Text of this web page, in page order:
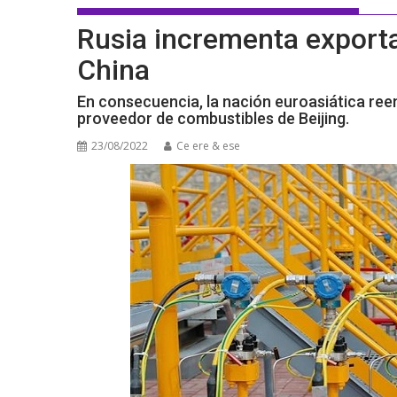
Rusia incrementa
China
En consecuencia, la nación euroasiática
proveedor de combustibles de Beijing.
23/08/2022 Ce ere & ese